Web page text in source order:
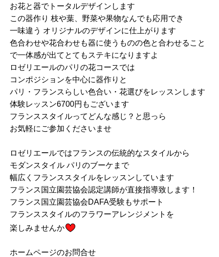
お花と器でトータルデザインします
この器作り 枝や葉、野菜や果物なんでも応用でき
一味違う オリジナルのデザインに仕上がります
色合わせや花合わせも器に使うものの色と合わせること
で一体感が出てとてもステキになりますよ
ロゼリエールのパリの花コースでは
コンポジションを中心に器作りと
パリ・フランスらしい色合い・花選びをレッスンします
体験レッスン6700円もございます
フランススタイルってどんな感じ？と思っら
お気軽にご参加くださいませ
ロゼリエールではフランスの伝統的なスタイルから
モダンスタイル パリのブーケまで
幅広くフランススタイルをレッスンしています
フランス国立園芸協会認定講師が直接指導致します！
フランス国立園芸協会DAFA受験もサポート
フランススタイルのフラワーアレンジメントを
楽しみませんか
ホームページのお問合せ